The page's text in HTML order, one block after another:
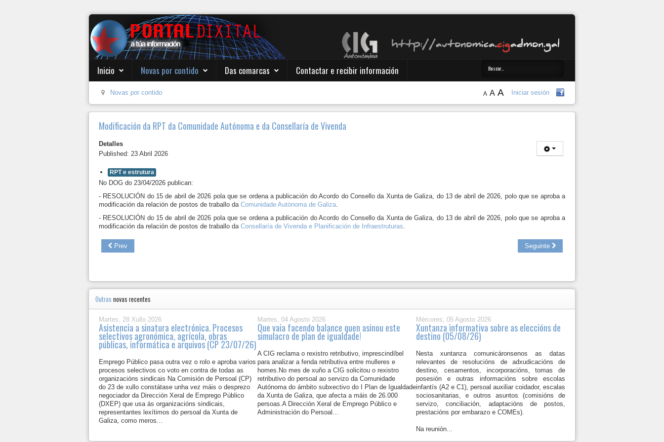
Inicio Novas por contido Das comarcas Contactar e recibir información
Novas por contido Iniciar sesión
A A A
Modificación da RPT da Comunidade Autónoma e da Consellaría de Vivenda
Detalles
Published: 23 Abril 2026
RPT e estrutura
No DOG do 23/04/2026 publican:
- RESOLUCIÓN do 15 de abril de 2026 pola que se ordena a publicación do Acordo do Consello da Xunta de Galiza, do 13 de abril de 2026, polo que se aproba a
modificación da relación de postos de traballo da Comunidade Autónoma de Galiza.
- RESOLUCIÓN do 15 de abril de 2026 pola que se ordena a publicación do Acordo do Consello da Xunta de Galiza, do 13 de abril de 2026, polo que se aproba a
modificación da relación de postos de traballo da Consellaría de Vivenda e Planificación de Infraestruturas.
Prev Seguinte
Outras novas recentes
Martes, 28 Xullo 2026
Asistencia a sinatura electrónica. Procesos
selectivos agronómica, agrícola, obras
públicas, informática e arquivos (CP 23/07/26)
Emprego Público pasa outra vez o rolo e aproba varios
procesos selectivos co voto en contra de todas as
organizacións sindicais Na Comisión de Persoal (CP)
do 23 de xullo constátase unha vez máis o desprezo
negociador da Dirección Xeral de Emprego Público
(DXEP) que usa ás organizacións sindicais,
representantes lexítimos do persoal da Xunta de
Galiza, como meros...
Martes, 04 Agosto 2026
Que vaia facendo balance quen asinou este
simulacro de plan de igualdade!
A CIG reclama o rexistro retributivo, imprescindíbel
para analizar a fenda retributiva entre mulleres e
homes.No mes de xuño a CIG solicitou o rexistro
retributivo do persoal ao servizo da Comunidade
Autónoma do ámbito subxectivo do I Plan de Igualdade
da Xunta de Galiza, que afecta a máis de 26.000
persoas.A Dirección Xeral de Emprego Público e
Administración do Persoal...
Mércores, 05 Agosto 2026
Xuntanza informativa sobre as eleccións de
destino (05/08/26)
Nesta xuntanza comunicáronsenos as datas
relevantes de resolucións de adxudicacións de
destino, cesamentos, incorporacións, tomas de
posesión e outras informacións sobre escolas
infantís (A2 e C1), persoal auxiliar coidador, escalas
sociosanitarias, e outros asuntos (comisións de
servizo, conciliación, adaptacións de postos,
prestacións por embarazo e COMEs).
Na reunión...